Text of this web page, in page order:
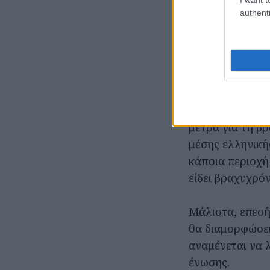
μεμονωμένα
«Έχει γίνει
μέτρα για τη
μέσης
κάποια
είδει
Μάλιστα,
θα
αναμένεται να
ένωσης.